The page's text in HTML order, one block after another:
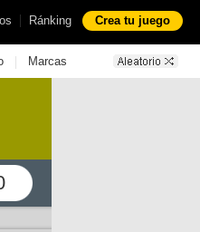
| Ránking Crea tu juego
| Marcas